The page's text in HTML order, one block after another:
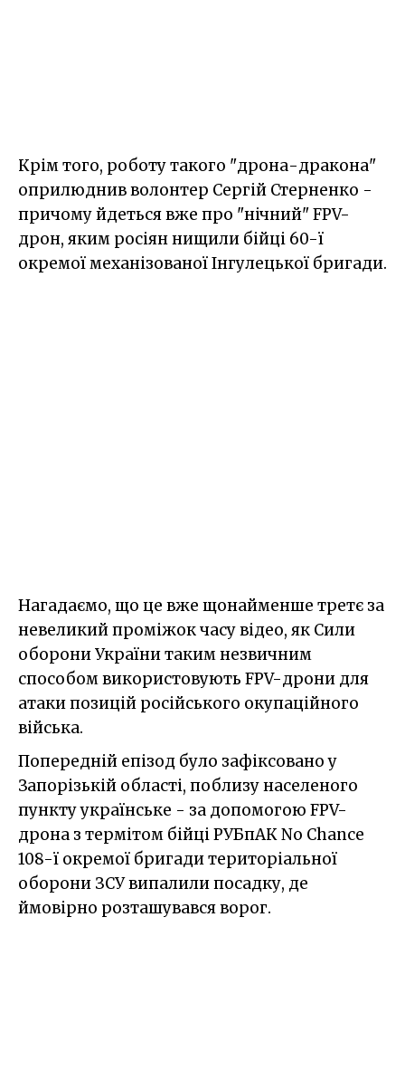
Крім того, роботу такого "дрона-дракона"
оприлюднив волонтер Сергій Стерненко -
причому йдеться вже про "нічний" FPV-
дрон, яким росіян нищили бійці 60-ї
окремої механізованої Інгулецької бригади.
Нагадаємо, що це вже щонайменше третє за
невеликий проміжок часу відео, як Сили
оборони України таким незвичним
способом використовують FPV-дрони для
атаки позицій російського окупаційного
війська.
Попередній епізод було зафіксовано у
Запорізькій області, поблизу населеного
пункту українське - за допомогою FPV-
дрона з термітом бійці РУБпАК No Chance
108-ї окремої бригади територіальної
оборони ЗСУ випалили посадку, де
ймовірно розташувався ворог.